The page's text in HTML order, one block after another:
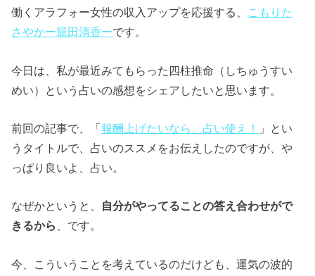
働くアラフォー女性の収入アップを応援する、 こもりた
さやかー籠田清香ーです。
今日は、私が最近みてもらった四柱推命（しちゅうすい
めい）という占いの感想をシェアしたいと思います。
前回の記事で、「報酬上げたいなら、占い使え！
」とい
うタイトルで、占いのススメをお伝えしたのですが、や
っぱり良いよ、占い。
なぜかというと、 自分がやってることの答え合わせがで
きるから
、です。
今、こういうことを考えているのだけども、運気の波的